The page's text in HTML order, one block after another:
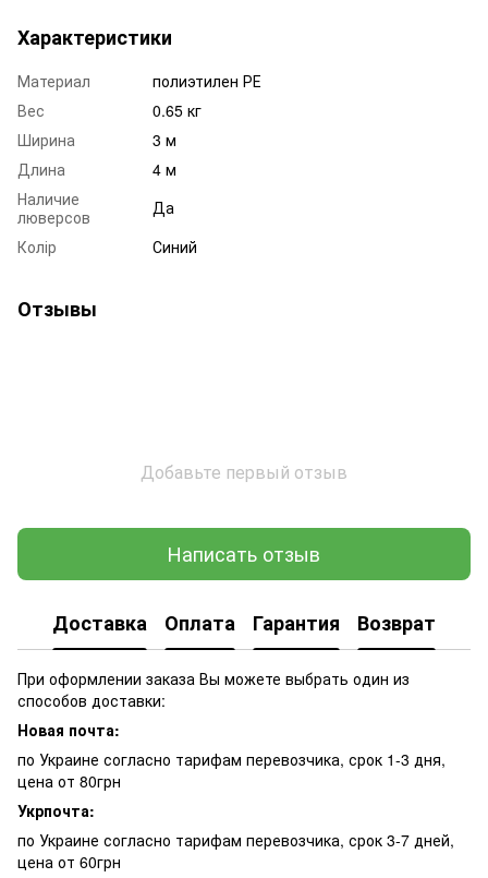
Характеристики
Материал
полиэтилен РЕ
Вес
0.65 кг
Ширина
3 м
Длина
4 м
Наличие
люверсов
Да
Колір
Синий
Отзывы
Добавьте первый отзыв
Написать отзыв
Доставка Оплата Гарантия Возврат
При оформлении заказа Вы можете выбрать один из
способов доставки:
Новая почта:
по Украине согласно тарифам перевозчика, срок 1-3 дня,
цена от 80грн
Укрпочта:
по Украине согласно тарифам перевозчика, срок 3-7 дней,
цена от 60грн